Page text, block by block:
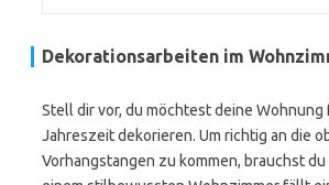
Dekorationsarbeiten im
Stell dir vor, du möchtest deine Wohnung
Jahreszeit dekorieren. Um richtig an die
Vorhangstangen zu kommen, brauchst